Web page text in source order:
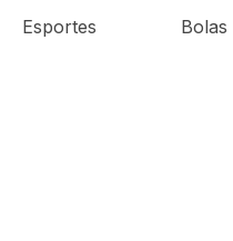
Esportes Bolas